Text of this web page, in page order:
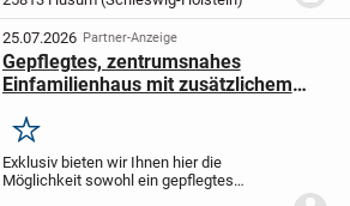
Wohnungen, Teilkeller, alle Einheiten gut...
25.07.2026 Partner-Anzeige
Gepflegtes, zentrumsnahes
Einfamilienhaus mit zusätzlichem
Merken
Exklusiv bieten wir Ihnen hier die
Möglichkeit sowohl ein gepflegtes